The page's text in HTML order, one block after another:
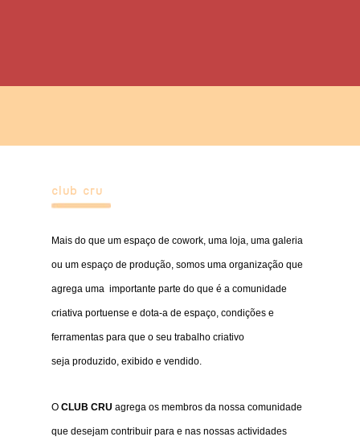
club cru
Mais do que um espaço de cowork, uma loja, uma galeria
ou um espaço de produção, somos uma organização que
agrega uma importante parte do que é a comunidade
criativa portuense e dota-a de espaço, condições e
ferramentas para que o seu trabalho criativo
seja produzido, exibido e vendido.
O CLUB CRU agrega os membros da nossa comunidade
que desejam contribuir para e nas nossas actividades